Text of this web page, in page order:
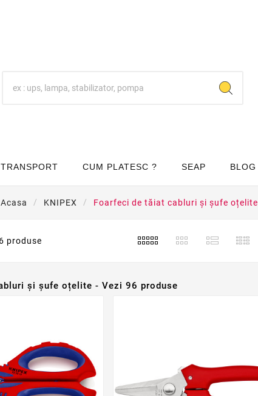
TRANSPORT CUM PLATESC ? SEAP BLOG
Acasa KNIPEX Foarfeci de tăiat cabluri și șufe oțelite
produse
și șufe oțelite - Vezi 96 produse